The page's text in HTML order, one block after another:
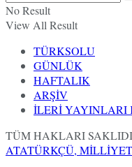
No Result
View All Result
TÜRKSOLU
GÜNLÜK
HAFTALIK
ARŞİV
İLERİ YAYINLARI
TÜM HAKLARI
ATATÜRKÇÜ,